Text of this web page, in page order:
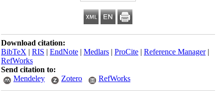
Download citation:
BibTeX|RIS|EndNote|Medlars|ProCite|Reference Manager
RefWorks
Send citation to:
Mendeley
Zotero RefWorks